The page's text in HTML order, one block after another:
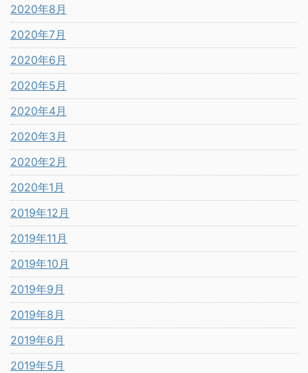
2020年8月
2020年7月
2020年6月
2020年5月
2020年4月
2020年3月
2020年2月
2020年1月
2019年12月
2019年11月
2019年10月
2019年9月
2019年8月
2019年6月
2019年5月